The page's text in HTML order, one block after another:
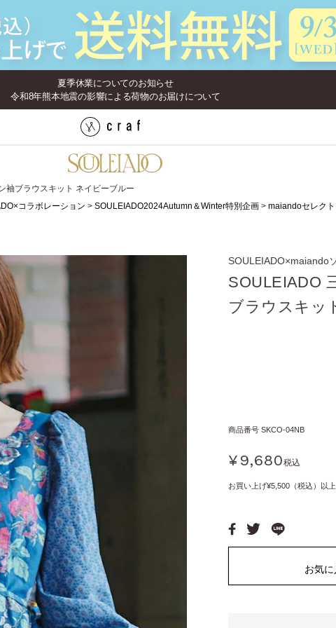
夏季休業についてのお知らせ
令和8年熊本地震の影響による荷物のお届けについて
袖ブラウスキット ネイビーブルー
コラボレーション SOULEIADO2024Autumn＆Winter特別企画
maiandoセレクト
SOULEIADO×maiando
SOULEIADO
ブラウスキッ
商品番号 SKCO-04NB
¥ 9,680税込
お買い上げ¥5,500（税込）以
お気